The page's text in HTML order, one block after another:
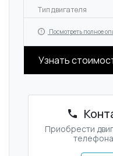
Тип двигателя
Посмотреть полное
Узнать
Приобрести